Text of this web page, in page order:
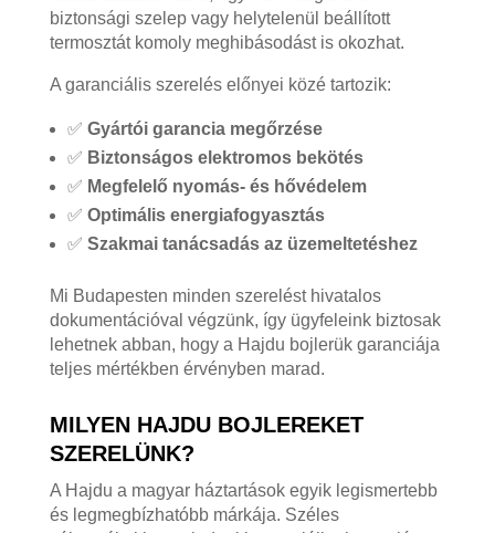
biztonsági szelep vagy helytelenül beállított
termosztát komoly meghibásodást is okozhat.
A garanciális szerelés előnyei közé tartozik:
✅ Gyártói garancia megőrzése
✅ Biztonságos elektromos bekötés
✅ Megfelelő nyomás- és hővédelem
✅ Optimális energiafogyasztás
✅ Szakmai tanácsadás az üzemeltetéshez
Mi Budapesten minden szerelést hivatalos
dokumentációval végzünk, így ügyfeleink biztosak
lehetnek abban, hogy a Hajdu bojlerük garanciája
teljes mértékben érvényben marad.
MILYEN HAJDU BOJLEREKET
SZERELÜNK?
A Hajdu a magyar háztartások egyik legismertebb
és legmegbízhatóbb márkája. Széles